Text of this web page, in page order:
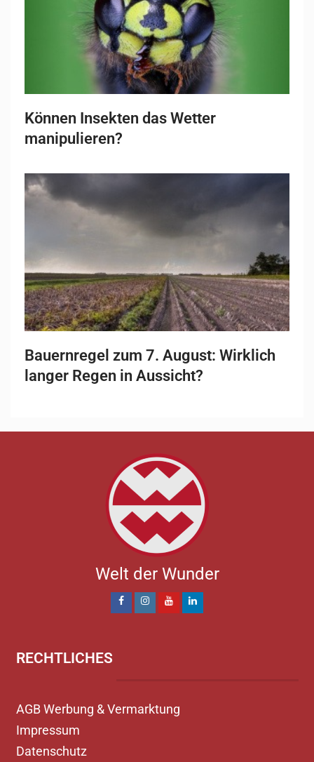
Können Insekten das Wetter
manipulieren?
Bauernregel zum 7. August: Wirklich
langer Regen in Aussicht?
Welt der Wunder
RECHTLICHES
AGB Werbung & Vermarktung
Impressum
Datenschutz